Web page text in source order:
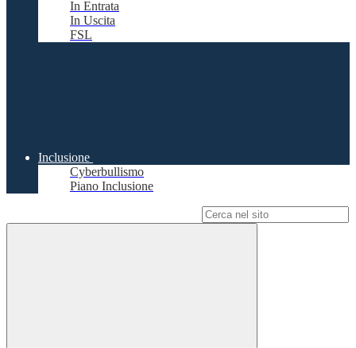
In Entrata
In Uscita
FSL
Inclusione
Cyberbullismo
Piano Inclusione